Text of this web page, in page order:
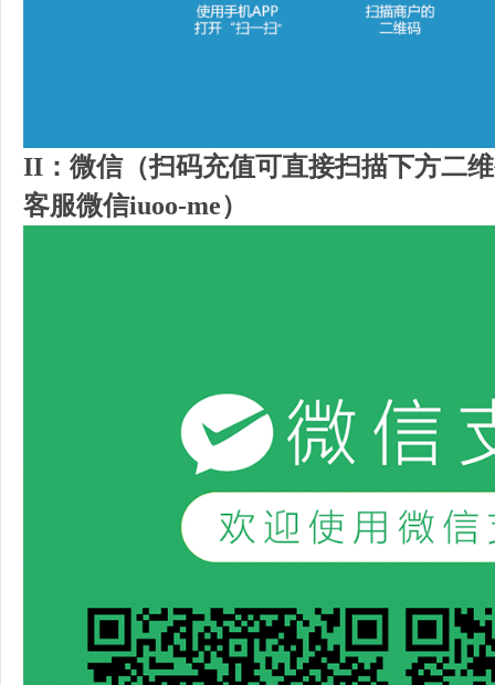
II：微信（扫码充值可直接扫描下方二
客服微信iuoo-me）